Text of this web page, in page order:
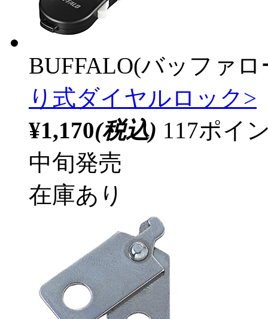
BUFFALO(バッファロ
り式ダイヤルロック>
¥1,170(税込) 117ポイ
中旬発売
在庫あり